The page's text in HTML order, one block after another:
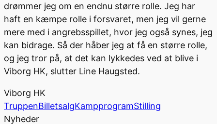
drømmer jeg om en endnu større rolle. Jeg har
haft en kæmpe rolle i forsvaret, men jeg vil gerne
mere med i angrebsspillet, hvor jeg også synes, jeg
kan bidrage. Så der håber jeg at få en større rolle,
og jeg tror på, at det kan lykkedes ved at blive i
Viborg HK, slutter Line Haugsted.
Viborg HK
TruppenBilletsalgKampprogramStilling
Nyheder